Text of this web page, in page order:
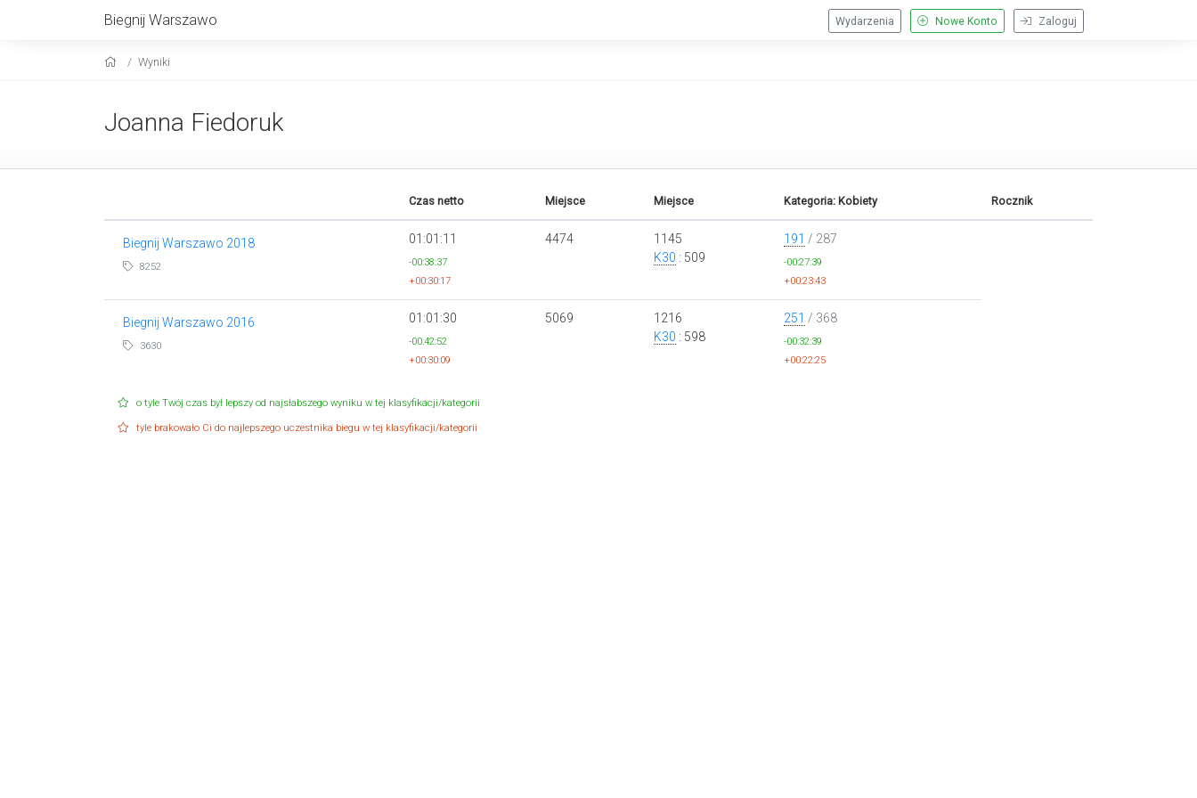
Biegnij Warszawo Zaloguj
Nowe Konto
Wydarzenia
Wyniki
Joanna Fiedoruk
Czas netto Miejsce Miejsce Kategoria: Kobiety Rocznik
Biegnij Warszawo 2018
8252
01:01:11
-00:38:37
+00:30:17
4474
1145
K30 : 509
191 / 287
-00:27:39
+00:23:43
Biegnij Warszawo 2016
3630
01:01:30
-00:42:52
+00:30:09
5069
1216
K30 : 598
251 / 368
-00:32:39
+00:22:25
o tyle Twój czas był lepszy od najsłabszego wyniku w tej klasyfikacji/kategorii
tyle brakowało Ci do najlepszego uczestnika biegu w tej klasyfikacji/kategorii